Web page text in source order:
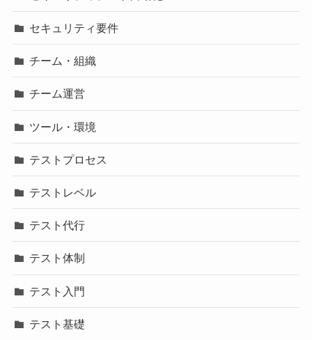
セキュリティ要件
チーム・組織
チーム運営
ツール・環境
テストプロセス
テストレベル
テスト代行
テスト体制
テスト入門
テスト基礎